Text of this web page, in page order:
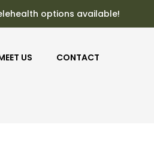
options available!
US CONTACT